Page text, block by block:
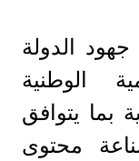
الدولة
الوطنية
بما يتوافق
محتوى